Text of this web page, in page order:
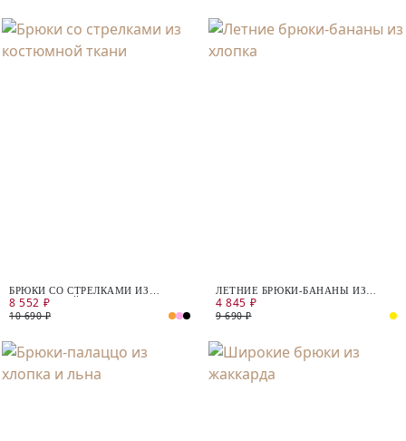
БРЮКИ СО СТРЕЛКАМИ ИЗ
КОСТЮМНОЙ ТКАНИ
8 552 ₽
10 690 ₽
ЛЕТНИЕ БРЮКИ-БАНАНЫ ИЗ
ХЛОПКА
4 845 ₽
9 690 ₽